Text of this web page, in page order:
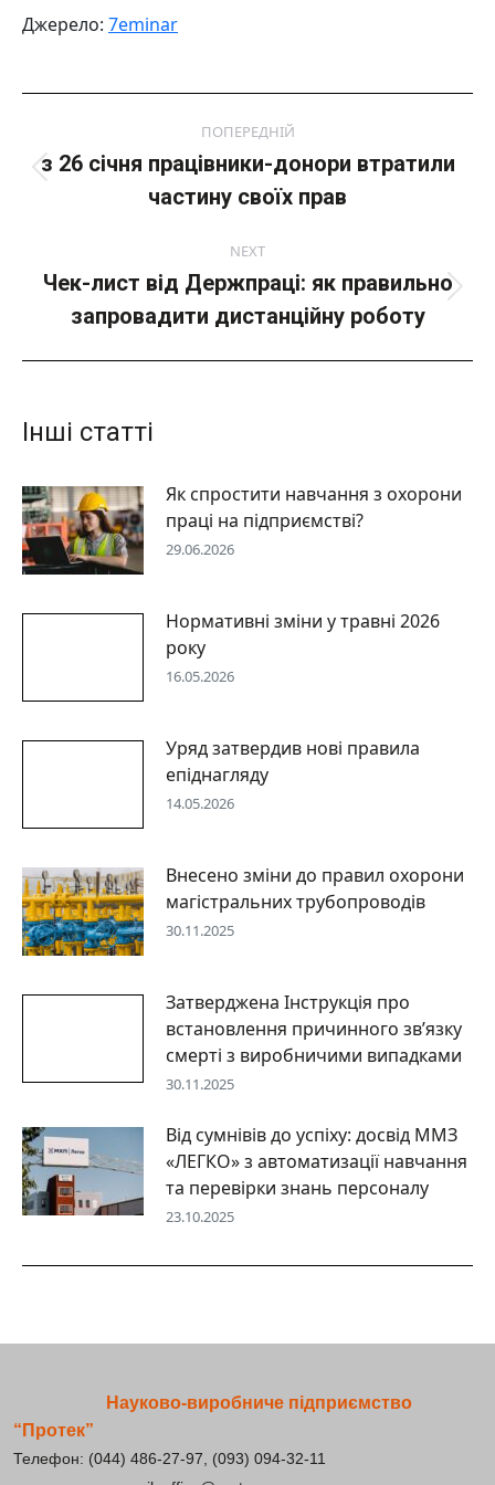
Джерело: 7eminar
ПОПЕРЕДНІЙ
Попередній
пост:
з 26 січня працівники-донори втратили
частину своїх прав
NEXT
Next
post:
Чек-лист від Держпраці: як правильно
запровадити дистанційну роботу
Інші статті
Як спростити навчання з охорони
праці на підприємстві?
29.06.2026
Нормативні зміни у травні 2026
року
16.05.2026
Уряд затвердив нові правила
епіднагляду
14.05.2026
Внесено зміни до правил охорони
магістральних трубопроводів
30.11.2025
Затверджена Інструкція про
встановлення причинного зв’язку
смерті з виробничими випадками
30.11.2025
Від сумнівів до успіху: досвід ММЗ
«ЛЕГКО» з автоматизації навчання
та перевірки знань персоналу
23.10.2025
Науково-виробниче підприємство
“Протек”
Телефон: (044) 486-27-97, (093) 094-32-11